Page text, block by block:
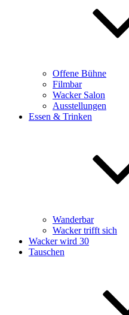
Offene Bühne
Filmbar
Wacker Salon
Ausstellungen
Essen & Trinken
Wanderbar
Wacker trifft sich
Wacker wird 30
Tauschen